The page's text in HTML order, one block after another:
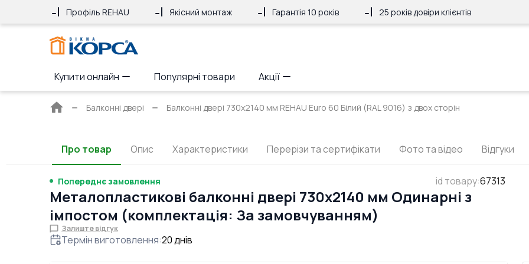
Профіль REHAU Якісний монтаж Гарантія 10 років 25 років довіри клієнтів
Купити онлайн Популярні товари Акції
Головна
Балконні двері Балконні двері 730x2140 мм REHAU Euro 60 Білий (RAL 9016) з двох сторін
Про товар Опис Характеристики Перерізи та сертифікати Фото та відео Відгуки
Попереднє замовлення id товару:67313
Металопластикові балконні двері 730x2140 мм Одинарні з
імпостом (комплектація: За замовчуванням)
Залиште відгук
Термін виготовлення:20днів